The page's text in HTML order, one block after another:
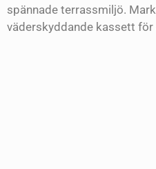
spännade terrassmiljö.
väderskyddande kassett